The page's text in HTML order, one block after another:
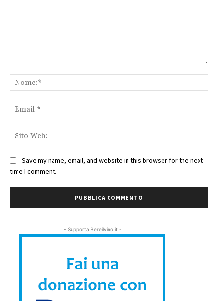
Save my name, email, and website in this browser for the next
time I comment.
- Supporta Bereilvino.it -